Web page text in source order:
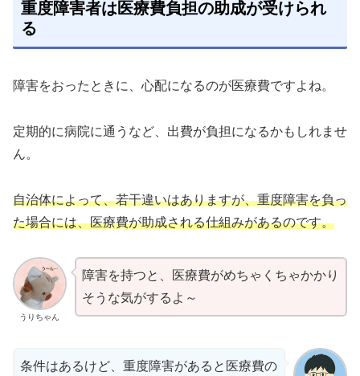
重度障害者は医療費負担の助成が受けられ
る
障害をおったときに、心配になるのが医療費ですよね。
定期的に病院に通うなど、出費が負担になるかもしれませ
ん。
自治体によって、若干違いはありますが、重度障害を負っ
た場合には、医療費が助成される仕組みがあるのです。
うりちゃん
障害を持つと、医療費がめちゃくちゃかかり
そうな気がするよ～
条件はあるけど、重度障害があると医療費の